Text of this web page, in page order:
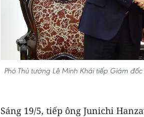
Phó Thủ tướng Lê Minh Khái tiếp Giám
Sáng 19/5, tiếp ông Junichi